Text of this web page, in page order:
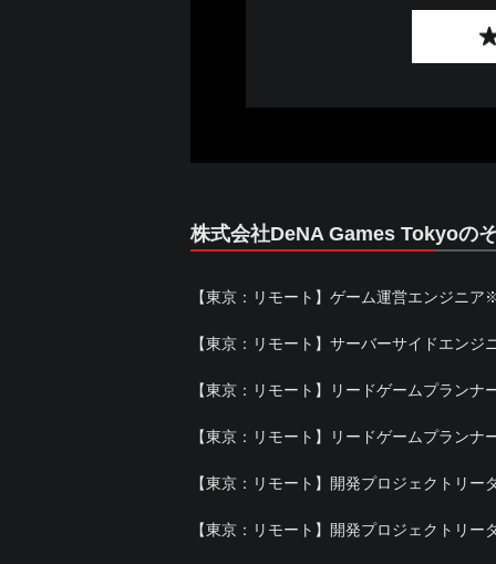
株式会社DeNA Games Tokyoの
【東京：リモート】ゲーム運営エンジニ
【東京：リモート】サーバーサイドエンジ
【東京：リモート】リードゲームプランナ
【東京：リモート】リードゲームプラン
【東京：リモート】開発プロジェクトリ
【東京：リモート】開発プロジェクトリ